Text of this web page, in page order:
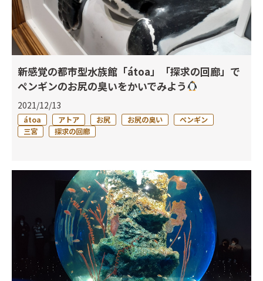
新感覚の都市型水族館「átoa」「探求の回廊」で
ペンギンのお尻の臭いをかいでみよう
2021/12/13
átoa アトア お尻 お尻の臭い
ペンギン
三宮
探求の回廊